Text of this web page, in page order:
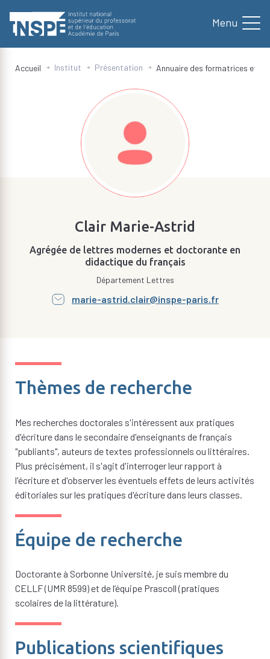
contenu
principal
Accueil Institut Présentation Annuaire des formatrices et
Clair Marie-Astrid
Agrégée de lettres modernes et doctorante en
didactique du français
Département Lettres
marie-astrid.clair@inspe-paris.fr
Thèmes de recherche
Mes recherches doctorales s'intéressent aux pratiques
d'écriture dans le secondaire d'enseignants de français
"publiants", auteurs de textes professionnels ou littéraires.
Plus précisément, il s'agit d'interroger leur rapport à
l'écriture et d'observer les éventuels effets de leurs activités
éditoriales sur les pratiques d'écriture dans leurs classes.
Équipe de recherche
Doctorante à Sorbonne Université, je suis membre du
CELLF (UMR 8599) et de l’équipe Prascoll (pratiques
scolaires de la littérature).
Publications scientifiques